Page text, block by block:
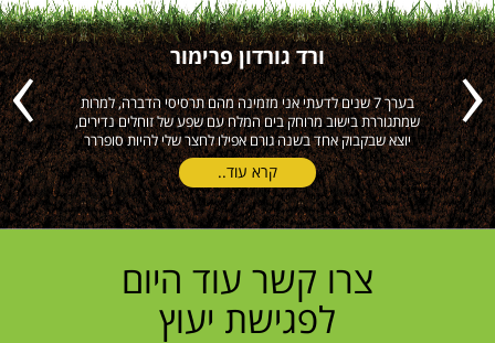
ורד גורדון פרימור
בערך 7 שנים לדעתי אני מזמינה מהם תרסיסי הדברה, למרות
שמתגוררת בישוב מרוחק בים המלח עם שפע של זוחלים נדירים,
יוצא שבקבוק אחד בשנה גורם אפילו לחצר שלי להיות סופררר
קרא עוד..
צרו קשר עוד היום
לפגישת יעוץ